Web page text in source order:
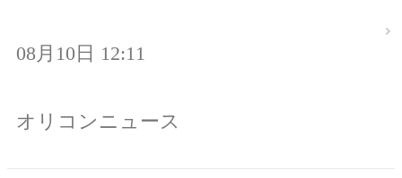
08月10日 12:11
オリコンニュース